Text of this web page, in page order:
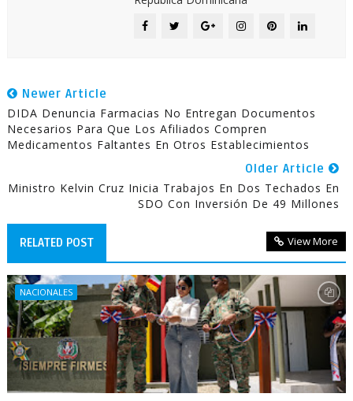
Newer Article
DIDA Denuncia Farmacias No Entregan Documentos
Necesarios Para Que Los Afiliados Compren
Medicamentos Faltantes En Otros Establecimientos
Older Article
Ministro Kelvin Cruz Inicia Trabajos En Dos Techados En
SDO Con Inversión De 49 Millones
RELATED POST View More
NACIONALES